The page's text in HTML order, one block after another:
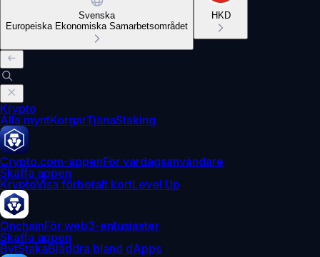
Svenska
Europeiska Ekonomiska Samarbetsområdet
HKD
Krypto
Alla myntKorgarTjänaStaking
Crypto.com-appenFör vardagsanvändare
Skaffa appen
KryptoVisa förbetalt kortLevel Up
OnchainFör web3-entusiaster
Skaffa appen
BytStakaBläddra bland dApps